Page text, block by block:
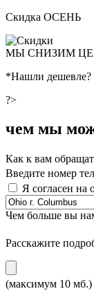
Скидка ОСЕНЬ
МЫ СНИЗИМ
*Нашли дешевле?
?>
чем мы
Как к вам
Введите номер
Я согласен на
Чем больше вы
Расскажите
(максимум 10 мб.)